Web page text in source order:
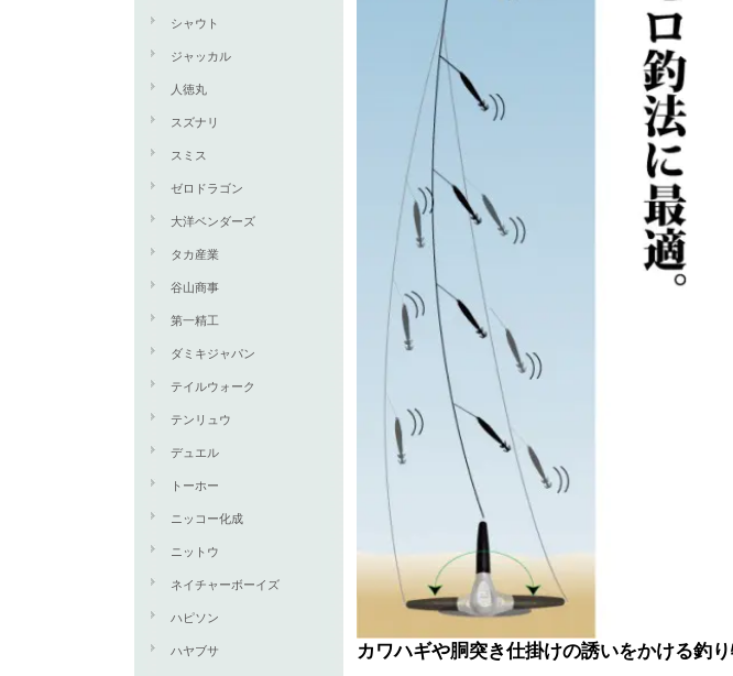
シャウト
ジャッカル
人徳丸
スズナリ
スミス
ゼロドラゴン
大洋ベンダーズ
タカ産業
谷山商事
第一精工
ダミキジャパン
テイルウォーク
テンリュウ
デュエル
トーホー
ニッコー化成
ニットウ
ネイチャーボーイズ
ハピソン
ハヤブサ カワハギや胴突き仕掛けの誘いをかける釣